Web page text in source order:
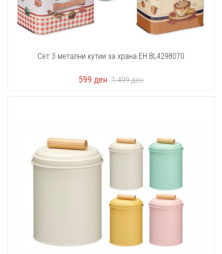
Сет 3 метални кутии за храна EH BL4298070
599 ден 1.499ден